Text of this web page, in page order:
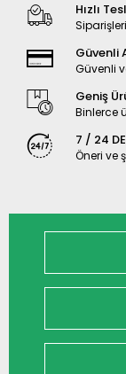
Hızlı
Güvenli
Güvenli
Geniş
Binlerce
7 / 24
Öneri ve